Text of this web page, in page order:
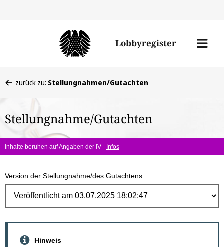
Lobbyregister
Menü
befinden
hier:
zurück zu: Stellungnahmen/Gutachten
Stellungnahme/Gutachten
Inhalte beruhen auf Angaben der IV - Infos
Version der Stellungnahme/des Gutachtens
Hinweis